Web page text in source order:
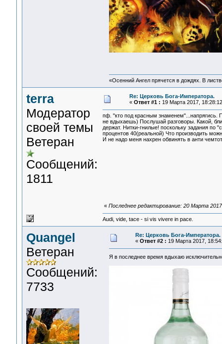
«Осенний Ангел прячется в дождях. В
terra
Модератор
своей темы
Ветеран
Сообщений:
1811
Re: Церковь Бога-Императора.
« Ответ #1 : 19 Марта 2017,
пф. "кто под красным знаменем"...напрягись.
не вдыхаешь) Послушай разговоры. Какой,
держат. Нитки-гнилые! поскольку задания по
процентов 40(реальной) Что производить
И не надо меня нахрен обвинять в анти
« Последнее редактирование: 20 Марта
Audi, vide, tace - si vis vivere in pace.
Quangel
Ветеран
Сообщений:
7733
Re: Церковь Бога-Императора.
« Ответ #2 : 19 Марта 2017,
Я в последнее время вдыхаю